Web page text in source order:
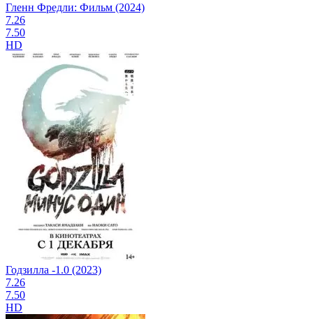
Гленн Фредли: Фильм (2024)
7.26
7.50
HD
Годзилла -1.0 (2023)
7.26
7.50
HD